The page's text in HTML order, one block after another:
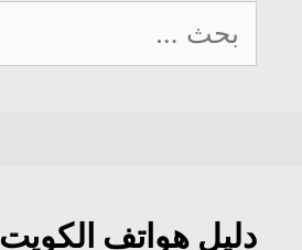
عن:
دليل هواتف الكويت